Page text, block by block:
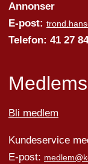
Annonser
E-post:
Telefon: 41 27
Bli medlem
Kundeservice
E-post: